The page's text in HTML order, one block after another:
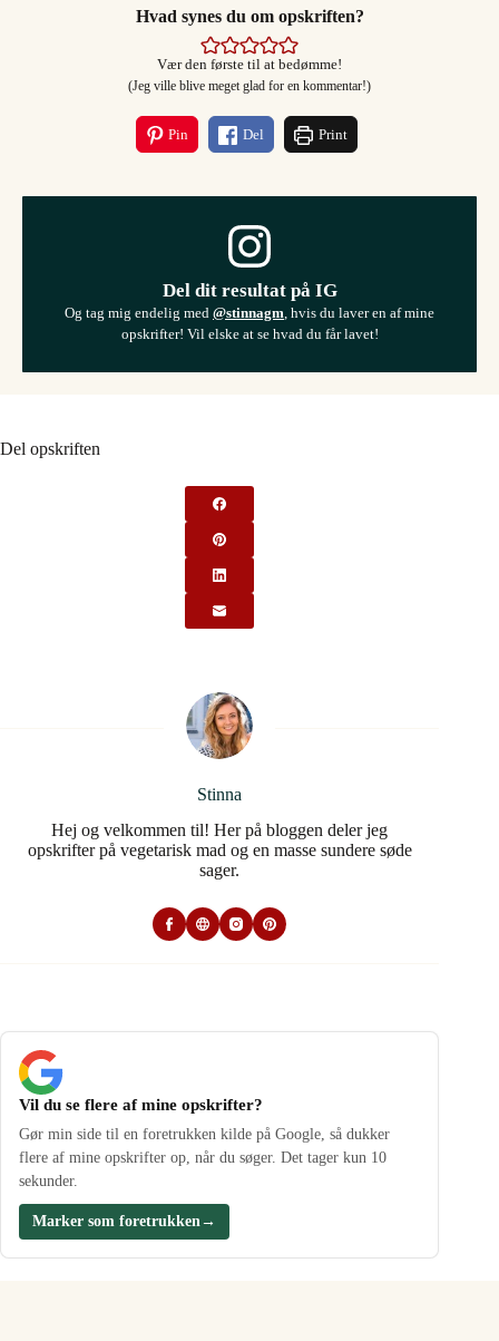
Hvad synes du om opskriften?
Vær den første til at bedømme!
(Jeg ville blive meget glad for en kommentar!)
Pin Del Print
Del dit resultat på IG
Og tag mig endelig med @stinnagm , hvis du laver en af mine
opskrifter! Vil elske at se hvad du får lavet!
Del opskriften
Stinna
Hej og velkommen til! Her på bloggen deler jeg
opskrifter på vegetarisk mad og en masse sundere søde
sager.
Vil du se flere af mine opskrifter?
Gør min side til en foretrukken kilde på Google, så dukker
flere af mine opskrifter op, når du søger. Det tager kun 10
sekunder.
Marker som foretrukken→